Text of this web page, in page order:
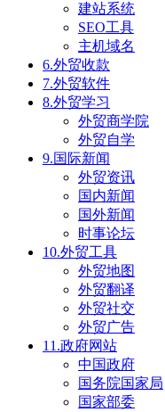
建站系统
SEO工具
主机域名
6.外贸收款
7.外贸软件
8.外贸学习
外贸商学院
外贸自学
9.国际新闻
外贸资讯
国内新闻
国外新闻
时事论坛
10.外贸工具
外贸地图
外贸翻译
外贸社交
外贸广告
11.政府网站
中国政府
国务院国家局
国家部委